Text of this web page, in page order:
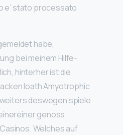
e’ stato processato
habe,
bei meinem Hilfe-
hinterher ist die
loath Amyotrophic
deswegen spiele
genoss
Welches auf